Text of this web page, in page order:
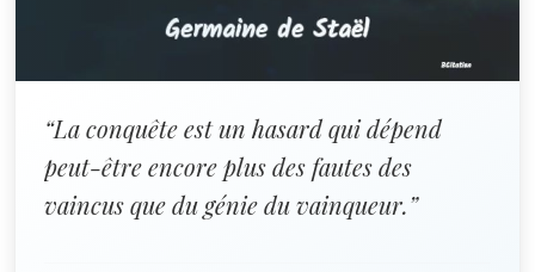
“La conquête est un hasard qui dépend
peut-être encore plus des fautes des
vaincus que du génie du vainqueur.”